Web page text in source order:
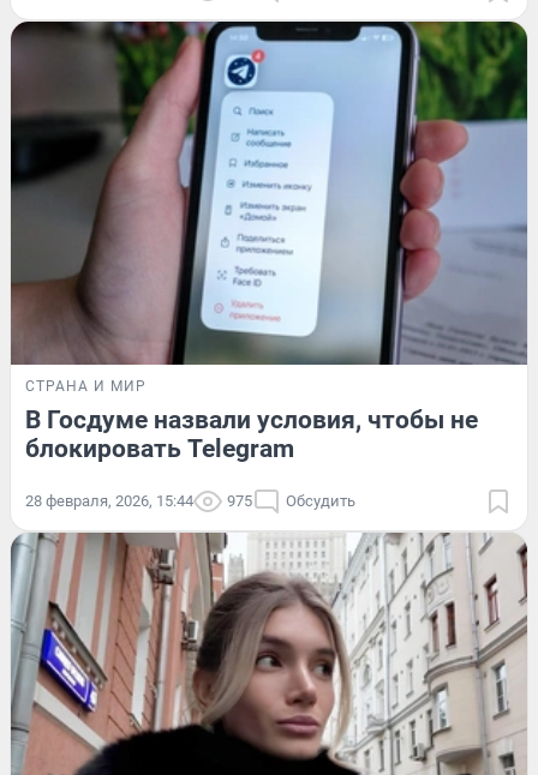
СТРАНА И МИР
В Госдуме назвали условия, чтобы не
блокировать Telegram
28 февраля, 2026, 15:44 975 Обсудить